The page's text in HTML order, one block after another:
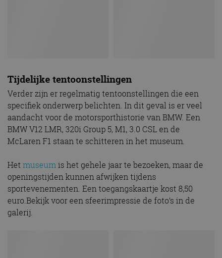
Tijdelijke tentoonstellingen
Verder zijn er regelmatig tentoonstellingen die een
specifiek onderwerp belichten. In dit geval is er veel
aandacht voor de motorsporthistorie van BMW. Een
BMW V12 LMR, 320i Group 5, M1, 3.0 CSL en de
McLaren F1 staan te schitteren in het museum.
Het museumis het gehele jaar te bezoeken, maar de
openingstijden kunnen afwijken tijdens
sportevenementen. Een toegangskaartje kost 8,50
euro.Bekijk voor een sfeerimpressie de foto’s in de
galerij.